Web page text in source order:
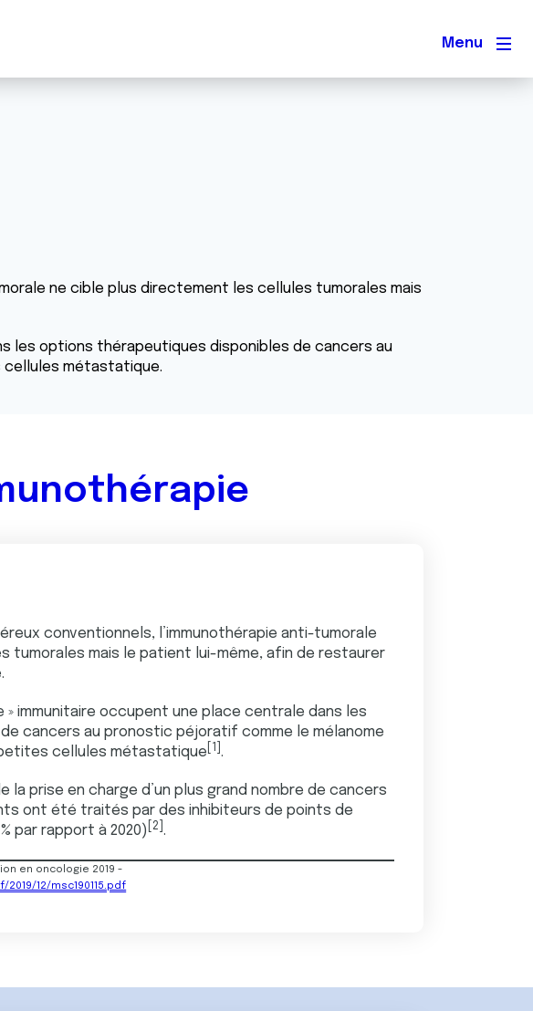
Menu
ne cible plus directement les cellules tumorales mais
les options thérapeutiques disponibles de cancers au
cellules métastatique.
conventionnels, l’immunothérapie anti-tumorale
tumorales mais le patient lui-même, afin de restaurer
» immunitaire occupent une place centrale dans les
cancers au pronostic péjoratif comme le mélanome
cellules métastatique
.
la prise en charge d’un plus grand nombre de cancers
ont été traités par des inhibiteurs de points de
par rapport à 2020)
[2] .
en oncologie 2019 -
12/msc190115.pdf